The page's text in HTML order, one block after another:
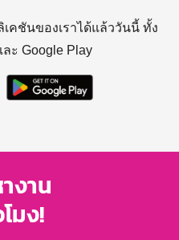
คชันของเราได้แล้ววันนี้ ทั้ง
ะ Google Play
งาน
มง!